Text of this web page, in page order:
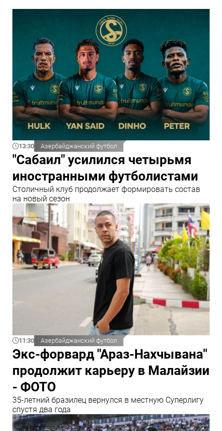
13:30 Азербайджанский футбол
"Сабаил" усилился четырьмя
иностранными футболистами
Столичный клуб продолжает формировать состав
на новый сезон
11:30 Азербайджанский футбол
Экс-форвард "Араз-Нахчывана"
продолжит карьеру в Малайзии
- ФОТО
35-летний бразилец вернулся в местную Суперлигу
спустя два года